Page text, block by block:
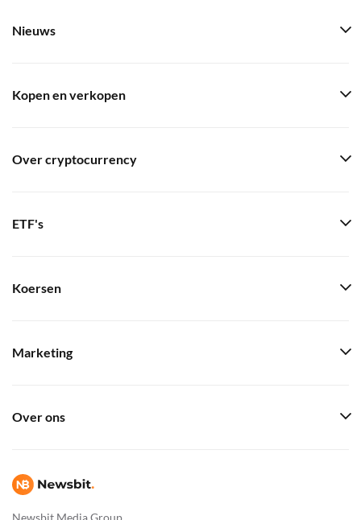
Newsbit Media Group
Nieuws
Kopen en verkopen
Over cryptocurrency
ETF's
Koersen
Marketing
Over ons